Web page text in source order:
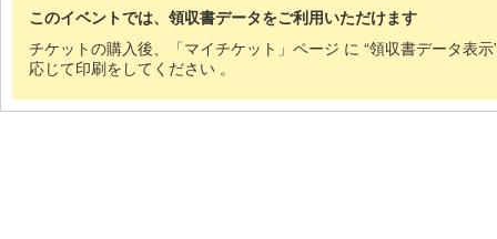
このイベントでは、領収書データをご利用いただけます
チケットの購入後、「マイチケット」ページ に “領収書データ表
応じて印刷をしてください 。